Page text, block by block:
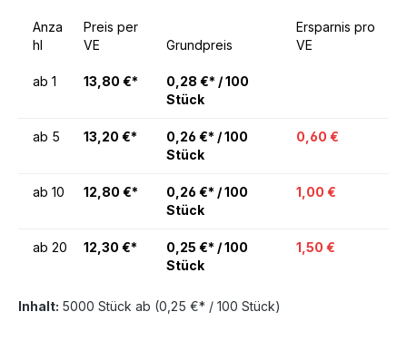
Anza
hl
Preis per
VE
Grundpreis
Ersparnis pro
VE
ab 1 13,80 €*
0,28 €* / 100
Stück
ab 5 13,20 €*
0,26 €* / 100
Stück
0,60 €
ab 10 12,80 €*
0,26 €* / 100
Stück
1,00 €
ab 20 12,30 €*
0,25 €* / 100
Stück
1,50 €
Inhalt: 5000 Stück ab (0,25 €* / 100 Stück)